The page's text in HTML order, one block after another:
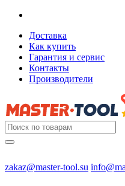
Доставка
Как купить
Гарантия и сервис
Контакты
Производители
zakaz@master-tool.su